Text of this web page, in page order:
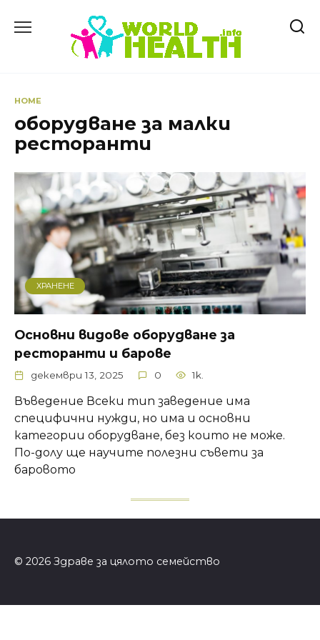
HOME
оборудване за малки
ресторанти
ХРАНЕНЕ
Основни видове оборудване за
ресторанти и барове
декември 13, 2025 0 1k.
Въведение Всеки тип заведение има
специфични нужди, но има и основни
категории оборудване, без които не може.
По-долу ще научите полезни съвети за
баровото
© 2026 Здраве за цялото семейство